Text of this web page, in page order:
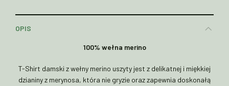
OPIS
100% wełna merino
T-Shirt damski z wełny merino uszyty jest z delikatnej i miękkiej
dzianiny z merynosa, która nie gryzie oraz zapewnia doskonałą